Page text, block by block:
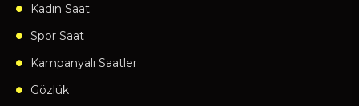
Kadın Saat
Spor Saat
Kampanyalı Saatler
Gözlük